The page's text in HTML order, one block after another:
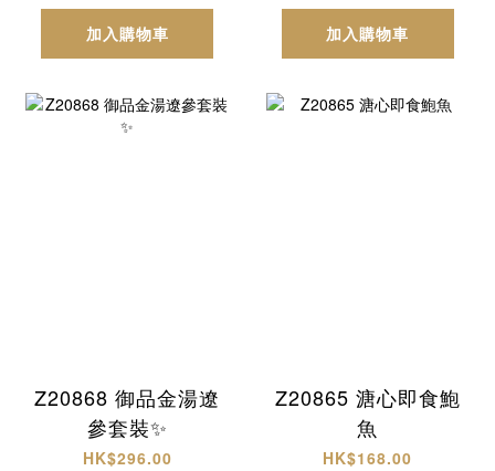
加入購物車 加入購物車
Z20868 御品金湯遼
參套裝✨
HK$296.00
Z20865 溏心即食鮑
魚
HK$168.00